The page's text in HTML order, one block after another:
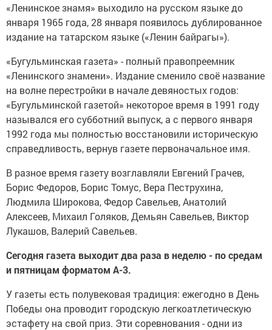
«Ленинское знамя» выходило на русском языке до
января 1965 года, 28 января появилось дублированное
издание на татарском языке («Ленин байрагы»).
«Бугульминская газета» - полный правопреемник
«Ленинского знамени». Издание сменило своё название
на волне перестройки в начале девяностых годов:
«Бугульминской газетой» некоторое время в 1991 году
назывался его субботний выпуск, а с первого января
1992 года мы полностью восстановили историческую
справедливость, вернув газете первоначальное имя.
В разное время газету возглавляли Евгений Грачев,
Борис Федоров, Борис Томус, Вера Пеструхина,
Людмила Широкова, Федор Савельев, Анатолий
Алексеев, Михаил Голяков, Демьян Савельев, Виктор
Лукашов, Валерий Савельев.
Сегодня газета выходит два раза в неделю - по средам
и пятницам форматом А-3.
У газеты есть полувековая традиция: ежегодно в День
Победы она проводит городскую легкоатлетическую
эстафету на свой приз. Эти соревнования - одни из